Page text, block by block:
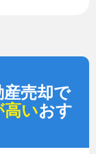
売却で
高いおす